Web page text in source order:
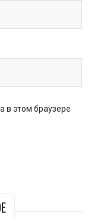
в этом браузере